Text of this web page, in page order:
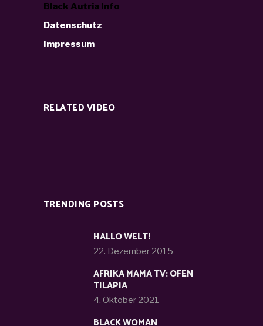
Black Autria Info
Datenschutz
Impressum
RELATED VIDEO
TRENDING POSTS
HALLO WELT!
22. Dezember 2015
AFRIKA MAMA TV: OFEN
TILAPIA
4. Oktober 2021
BLACK WOMAN